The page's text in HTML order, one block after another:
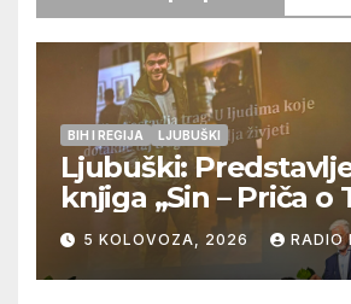
BIH I REGIJA LJUBUŠKI
Ljubuški:
knjiga „Sin – Priča o
dr. sc. Zdenka
5 KOLOVOZA, 2026 RADIO